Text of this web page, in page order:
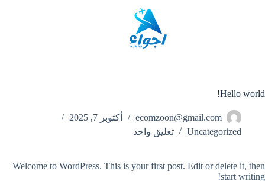
Hello world!
ecomzoon@gmail.com
أكتوبر 7, 2025
Uncategorized
تعليق واحد
Welcome to WordPress. This is your first post. Edit or delete it, then
start writing!